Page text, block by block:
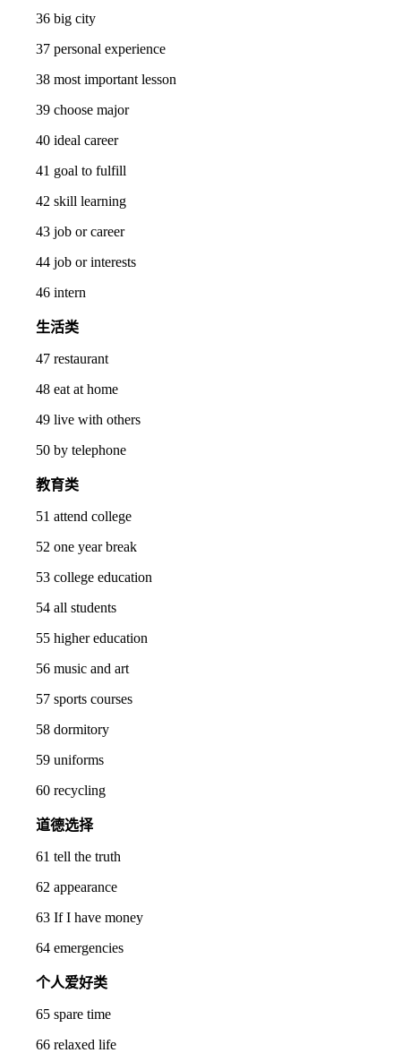
36 big city
37 personal experience
38 most important lesson
39 choose major
40 ideal career
41 goal to fulfill
42 skill learning
43 job or career
44 job or interests
46 intern
生活类
47 restaurant
48 eat at home
49 live with others
50 by telephone
教育类
51 attend college
52 one year break
53 college education
54 all students
55 higher education
56 music and art
57 sports courses
58 dormitory
59 uniforms
60 recycling
道德选择
61 tell the truth
62 appearance
63 If I have money
64 emergencies
个人爱好类
65 spare time
66 relaxed life